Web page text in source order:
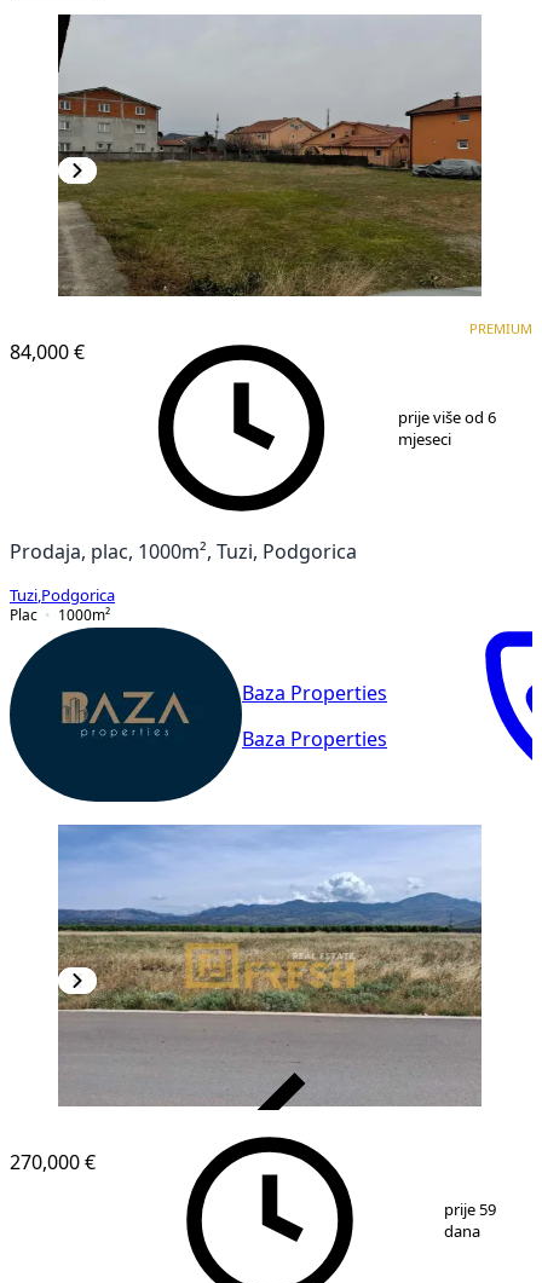
84,000 €
PREMIUM
prije više od 6
mjeseci
Prodaja, plac, 1000m², Tuzi, Podgorica
Tuzi Podgorica
Plac
1000m²
Baza Properties
Baza Properties
270,000 €
prije 59
dana